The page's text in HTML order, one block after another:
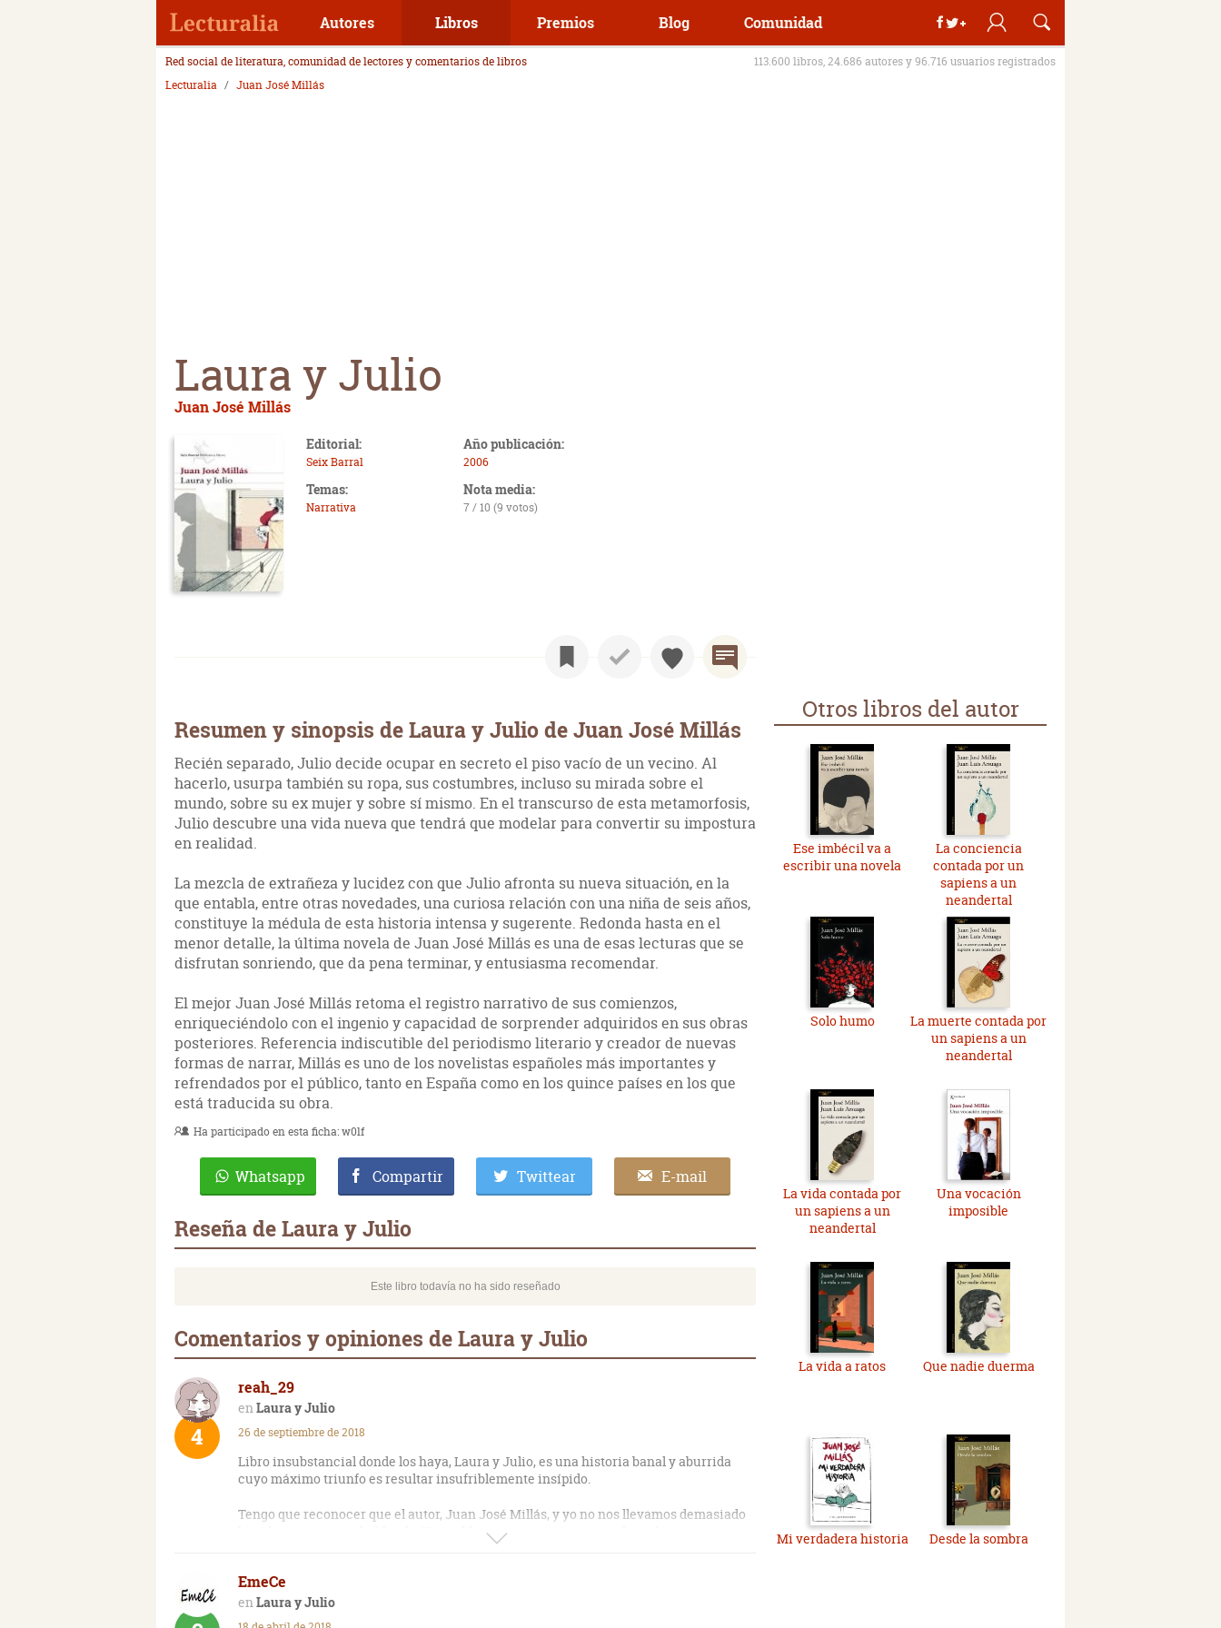
Autores Libros Premios Blog Comunidad
Red social de literatura, comunidad de lectores y comentarios de libros
113.600 libros, 24.686 autores y 96.716 usuarios registrados
Lecturalia
Juan José Millás
Laura y Julio
Juan José Millás
Editorial:
Seix Barral
Año publicación:
2006
Temas:
Narrativa
Nota media:
7 / 10 (9 votos)
Resumen y sinopsis de Laura y Julio de Juan José Millás
Recién separado, Julio decide ocupar en secreto el piso vacío de un vecino. Al
hacerlo, usurpa también su ropa, sus costumbres, incluso su mirada sobre el
mundo, sobre su ex mujer y sobre sí mismo. En el transcurso de esta metamorfosis,
Julio descubre una vida nueva que tendrá que modelar para convertir su impostura
en realidad.
La mezcla de extrañeza y lucidez con que Julio afronta su nueva situación, en la
que entabla, entre otras novedades, una curiosa relación con una niña de seis años,
constituye la médula de esta historia intensa y sugerente. Redonda hasta en el
menor detalle, la última novela de Juan José Millás es una de esas lecturas que se
disfrutan sonriendo, que da pena terminar, y entusiasma recomendar.
El mejor Juan José Millás retoma el registro narrativo de sus comienzos,
enriqueciéndolo con el ingenio y capacidad de sorprender adquiridos en sus obras
posteriores. Referencia indiscutible del periodismo literario y creador de nuevas
formas de narrar, Millás es uno de los novelistas españoles más importantes y
refrendados por el público, tanto en España como en los quince países en los que
está traducida su obra.
Ha participado en esta ficha:w0lf
Whatsapp Compartir Twittear E-mail
Reseña de Laura y Julio
Este libro todavía no ha sido reseñado
Comentarios y opiniones de Laura y Julio
reah_29
Laura y Julio
4 26 de septiembre de 2018
Libro insubstancial donde los haya, Laura y Julio, es una historia banal y aburrida
cuyo máximo triunfo es resultar insufriblemente insípido.
Tengo que reconocer que el autor, Juan José Millás, y yo no nos llevamos demasiado
bien literariamente hablando. Y este libro remarca nuestras malas relaciones.
penoso. Lleno de una prosa arrítmica, un lenguaje pedante y dotado de una
profundidad tediosa, en un desesperado intento de hacer esta novela más
interesante, así como unas descripciones que casi brillan por su ausencia y, las que
EmeCe
Laura y Julio
Otros libros del autor
Ese imbécil va a
escribir una novela
La conciencia
contada por un
sapiens a un
neandertal
Solo humo
La muerte contada por
un sapiens a un
neandertal
La vida contada por
un sapiens a un
neandertal
Una vocación
imposible
La vida a ratos Que nadie duerma
Mi verdadera historia Desde la sombra